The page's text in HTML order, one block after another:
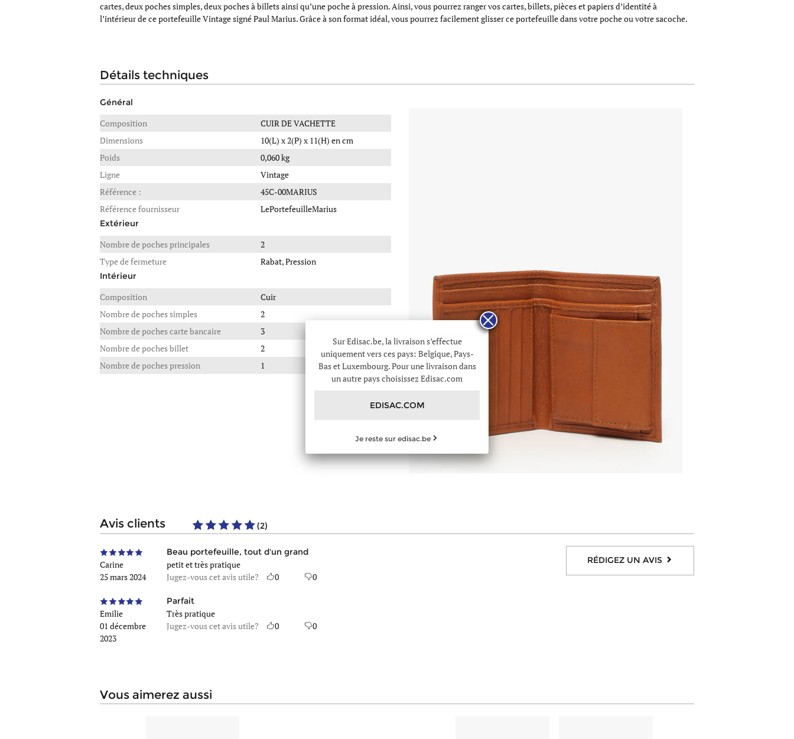
cartes, deux poches simples, deux poches à billets ainsi qu’une poche à pression. Ainsi, vous pourrez ranger vos cartes, billets, pièces et papiers d’identité à
l’intérieur de ce portefeuille Vintage signé Paul Marius. Grâce à son format idéal, vous pourrez facilement glisser ce portefeuille dans votre poche ou votre sacoche.
détails techniques
Général
Composition
CUIR DE VACHETTE
Dimensions
10(L) x 2(P) x 11(H) en cm
Poids
0,060 kg
Ligne
Vintage
Référence :
45C-00MARIUS
Référence fournisseur
LePortefeuilleMarius
Extérieur
Nombre de poches principales
2
Type de fermeture
Rabat, Pression
Intérieur
Composition
Cuir
Nombre de poches simples
2
Nombre de poches carte bancaire
3
Nombre de poches billet
2
Nombre de poches pression
1
avis clients (2)
Carine
25 mars 2024
Beau portefeuille, tout d'un grand
petit et très pratique
Jugez-vous cet avis utile?
0 0
Emilie
01 décembre
2023
Parfait
Très pratique
Jugez-vous cet avis utile?
0 0
RÉDIGEZ UN AVIS
vous aimerez aussi
Sur Edisac.be, la livraison s’effectue
uniquement vers ces pays: Belgique, Pays-
Bas et Luxembourg. Pour une livraison dans
un autre pays choisissez Edisac.com
EDISAC.COM
Je reste sur edisac.be